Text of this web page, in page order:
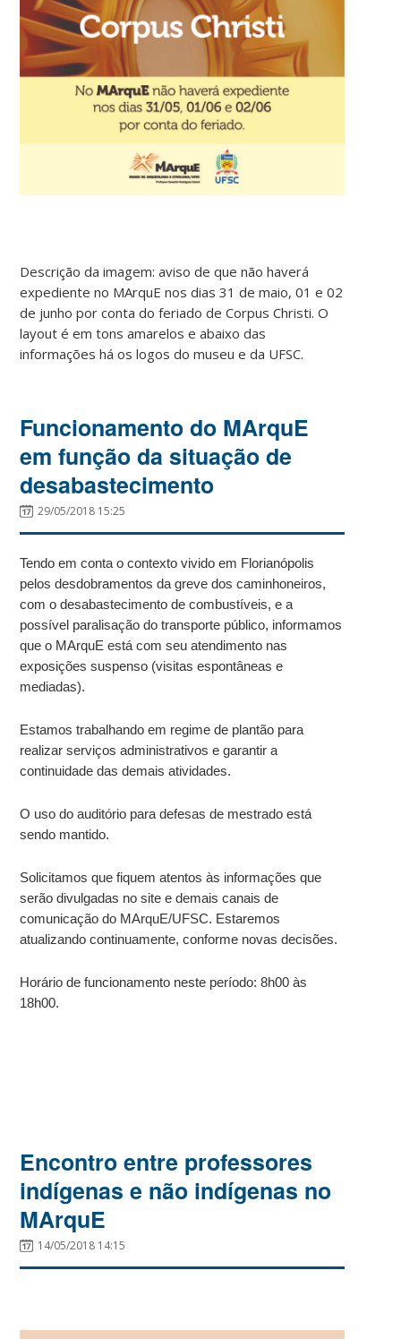
Descrição da imagem: aviso de que não haverá
expediente no MArquE nos dias 31 de maio, 01 e 02
de junho por conta do feriado de Corpus Christi. O
layout é em tons amarelos e abaixo das
informações há os logos do museu e da UFSC.
Funcionamento do MArquE
em função da situação de
desabastecimento
29/05/2018 15:25
Tendo em conta o contexto vivido em Florianópolis
pelos desdobramentos da greve dos caminhoneiros,
com o desabastecimento de combustíveis, e a
possível paralisação do transporte público, informamos
que o MArquE está com seu atendimento nas
exposições suspenso (visitas espontâneas e
mediadas).
Estamos trabalhando em regime de plantão para
realizar serviços administrativos e garantir a
continuidade das demais atividades.
O uso do auditório para defesas de mestrado está
sendo mantido.
Solicitamos que fiquem atentos às informações que
serão divulgadas no site e demais canais de
comunicação do MArquE/UFSC. Estaremos
atualizando continuamente, conforme novas decisões.
Horário de funcionamento neste período: 8h00 às
18h00.
Encontro entre professores
indígenas e não indígenas no
MArquE
14/05/2018 14:15